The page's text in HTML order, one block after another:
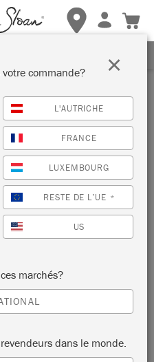
Cliquez ici
votre commande?
L'AUTRICHE
FRANCE
LUXEMBOURG
RESTE DE L’UE *
US
marchés?
dans le monde.
×